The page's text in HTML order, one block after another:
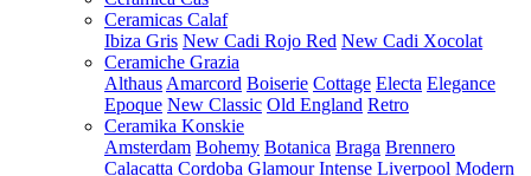
Ceramicas Calaf
Ibiza Gris New Cadi Rojo Red New Cadi Xocolat
Ceramiche Grazia
Althaus Amarcord Boiserie Cottage Electa Elegance
Epoque New Classic Old England Retro
Ceramika Konskie
Amsterdam Bohemy Botanica Braga Brennero
Calacatta Cordoba Glamour Intense Liverpool Modern